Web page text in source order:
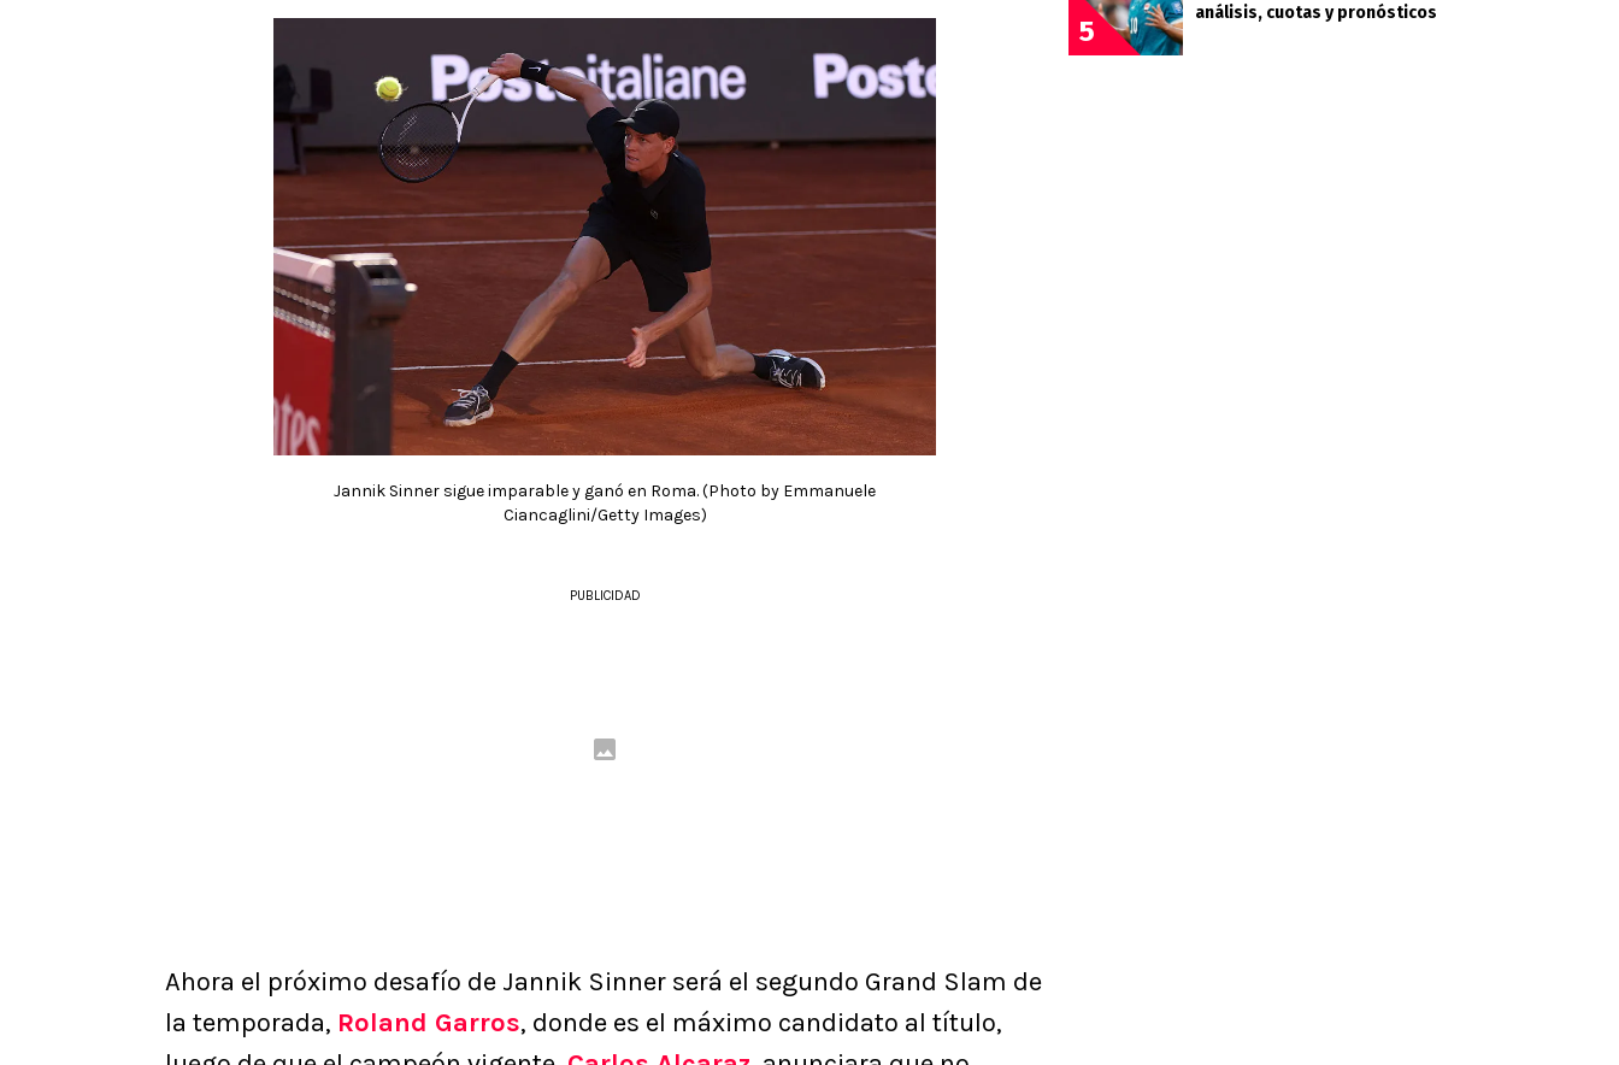
Jannik Sinner sigue imparable y ganó en Roma. (Photo by Emmanuele
Ciancaglini/Getty Images)
PUBLICIDAD
Ahora el próximo desafío de Jannik Sinner será el segundo Grand Slam de
la temporada, Roland Garros, donde es el máximo candidato al título,
5
análisis, cuotas y pronósticos